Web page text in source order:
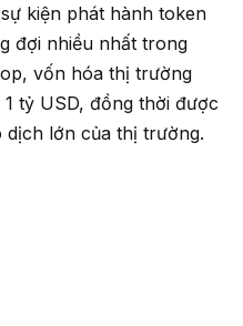
kiện phát hành token
đợi nhiều nhất trong
vốn hóa thị trường
tỷ USD, đồng thời được
dịch lớn của thị trường.